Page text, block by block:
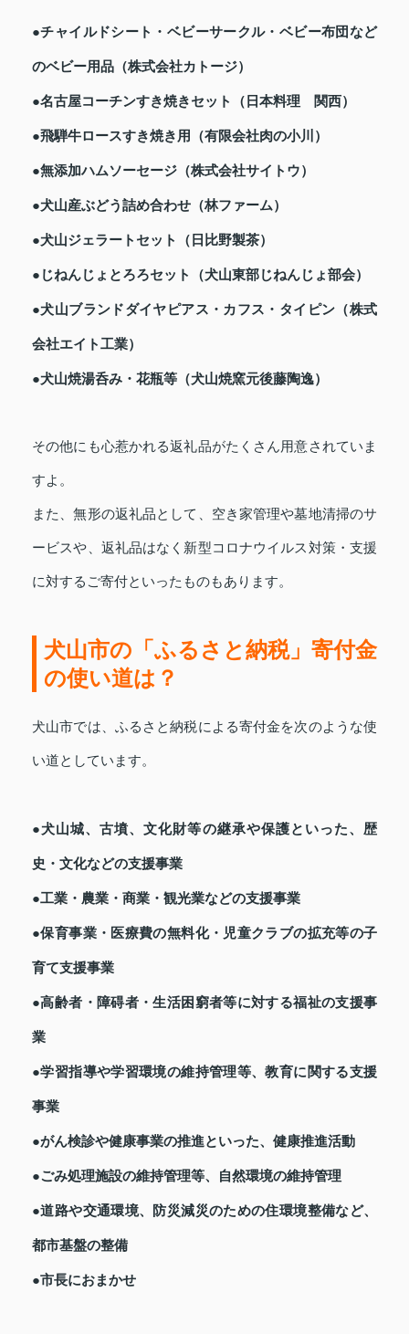
●チャイルドシート・ベビーサークル・ベビー布団など
のベビー用品（株式会社カトージ）
●名古屋コーチンすき焼きセット（日本料理 関西）
●飛騨牛ロースすき焼き用（有限会社肉の小川）
●無添加ハムソーセージ（株式会社サイトウ）
●犬山産ぶどう詰め合わせ（林ファーム）
●犬山ジェラートセット（日比野製茶）
●じねんじょとろろセット（犬山東部じねんじょ部会）
●犬山ブランドダイヤピアス・カフス・タイピン（株式
会社エイト工業）
●犬山焼湯呑み・花瓶等（犬山焼窯元後藤陶逸）
その他にも心惹かれる返礼品がたくさん用意されていま
すよ。
また、無形の返礼品として、空き家管理や墓地清掃のサ
ービスや、返礼品はなく新型コロナウイルス対策・支援
に対するご寄付といったものもあります。
犬山市の「ふるさと納税」寄付金
の使い道は？
犬山市では、ふるさと納税による寄付金を次のような使
い道としています。
●犬山城、古墳、文化財等の継承や保護といった、歴
史・文化などの支援事業
●工業・農業・商業・観光業などの支援事業
●保育事業・医療費の無料化・児童クラブの拡充等の子
育て支援事業
●高齢者・障碍者・生活困窮者等に対する福祉の支援事
業
●学習指導や学習環境の維持管理等、教育に関する支援
事業
●がん検診や健康事業の推進といった、健康推進活動
●ごみ処理施設の維持管理等、自然環境の維持管理
●道路や交通環境、防災減災のための住環境整備など、
都市基盤の整備
●市長におまかせ